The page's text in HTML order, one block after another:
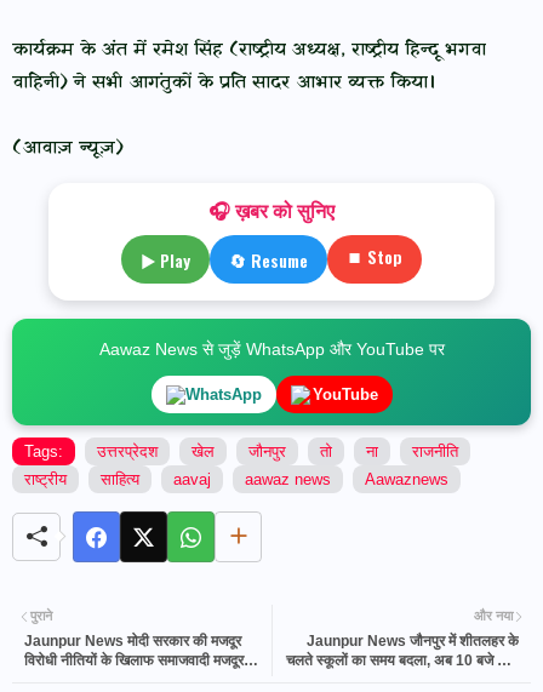
कार्यक्रम के अंत में रमेश सिंह (राष्ट्रीय अध्यक्ष, राष्ट्रीय हिन्दू भगवा
वाहिनी) ने सभी आगंतुकों के प्रति सादर आभार व्यक्त किया।
(आवाज़ न्यूज़)
🎧 ख़बर को सुनिए
▶ Play 🔄 Resume ⏹ Stop
Aawaz News से जुड़ें WhatsApp और YouTube पर
WhatsApp YouTube
Tags: उत्तरप्रेदश खेल जौनपुर तो ना
राजनीति
राष्ट्रीय
साहित्य aavaj aawaz news Aawaznews
और नया
Jaunpur News जौनपुर में शीतलहर के
चलते स्कूलों का समय बदला, अब 10 बजे से 3
पुराने
Jaunpur News मोदी सरकार की मजदूर
विरोधी नीतियों के खिलाफ समाजवादी मजदूर